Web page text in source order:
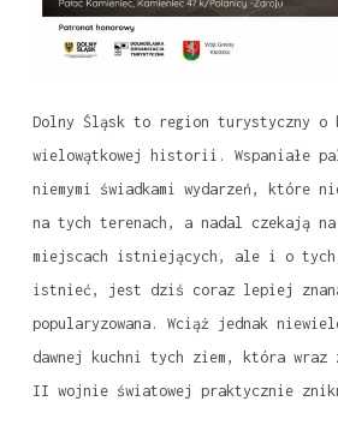
Dolny Śląsk to region turystyczny o
wielowątkowej historii. Wspaniałe
niemymi świadkami wydarzeń, które
na tych terenach, a nadal czekają
miejscach istniejących, ale i o
istnieć, jest dziś coraz lepiej
popularyzowana. Wciąż jednak
dawnej kuchni tych ziem, która wraz
II wojnie światowej praktycznie